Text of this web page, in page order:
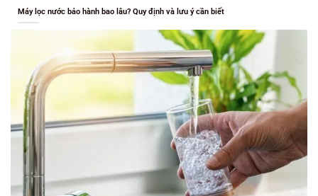
Máy lọc nước bảo hành bao lâu? Quy định và lưu ý cần biết